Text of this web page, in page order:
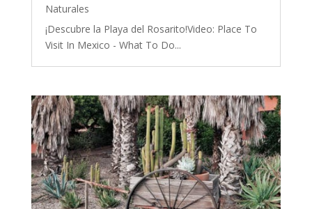
Naturales
¡Descubre la Playa del Rosarito!Video: Place To
Visit In Mexico - What To Do...